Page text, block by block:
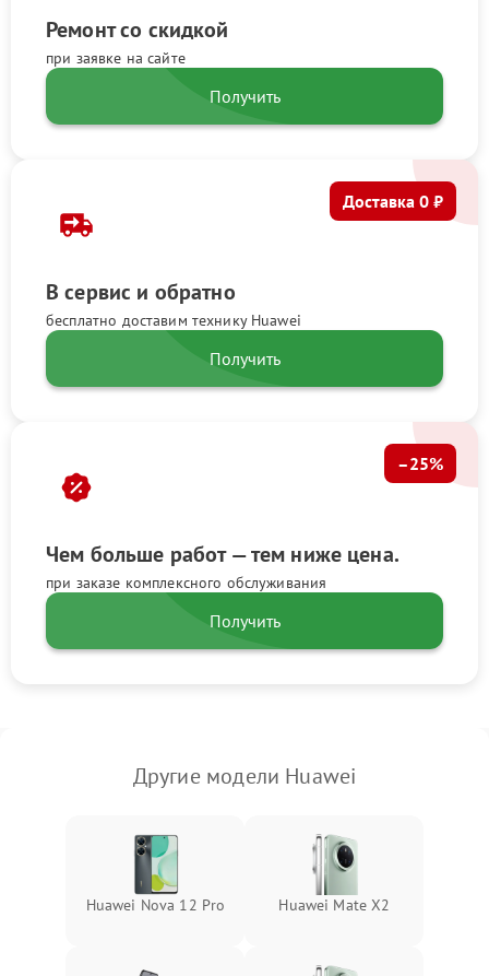
Ремонт со скидкой
при заявке на сайте
Получить
В сервис и обратно
бесплатно доставим технику Huawei
Доставка 0 ₽
Получить
Чем больше работ — тем ниже цена.
при заказе комплексного обслуживания
–25%
Получить
Другие модели Huawei
Huawei Nova 12 Pro Huawei Mate X2